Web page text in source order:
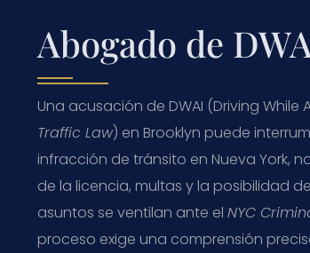
Abogado de
Una acusación de DWAI (Driving While
Traffic Law) en Brooklyn puede
infracción de tránsito en Nueva York,
de la licencia, multas y la posibilidad
asuntos se ventilan ante el NYC
proceso exige una comprensión